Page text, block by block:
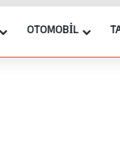
OTOMOBIL